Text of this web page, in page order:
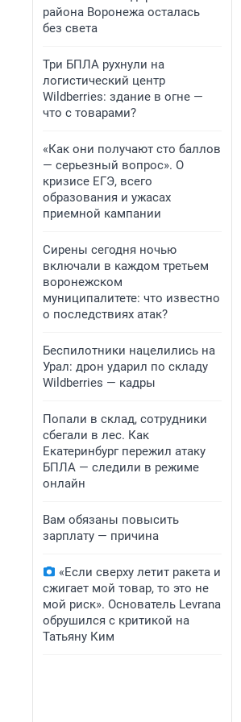
района Воронежа осталась
без света
Три БПЛА рухнули на
логистический центр
Wildberries: здание в огне —
что с товарами?
«Как они получают сто баллов
— серьезный вопрос». О
кризисе ЕГЭ, всего
образования и ужасах
приемной кампании
Сирены сегодня ночью
включали в каждом третьем
воронежском
муниципалитете: что известно
о последствиях атак?
Беспилотники нацелились на
Урал: дрон ударил по складу
Wildberries — кадры
Попали в склад, сотрудники
сбегали в лес. Как
Екатеринбург пережил атаку
БПЛА — следили в режиме
онлайн
Вам обязаны повысить
зарплату — причина
«Если сверху летит ракета и
сжигает мой товар, то это не
мой риск». Основатель Levrana
обрушился с критикой на
Татьяну Ким